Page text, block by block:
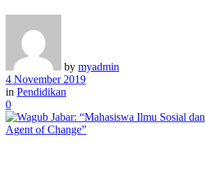
by myadmin
4 November 2019
in Pendidikan
0